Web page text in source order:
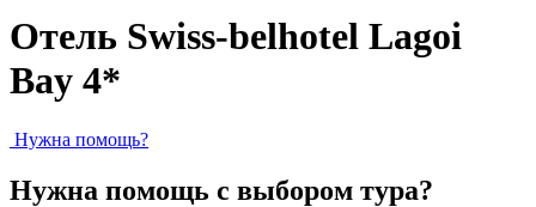
Отель Swiss-belhotel Lagoi
Bay 4*
Нужна помощь?
Нужна помощь с выбором тура?